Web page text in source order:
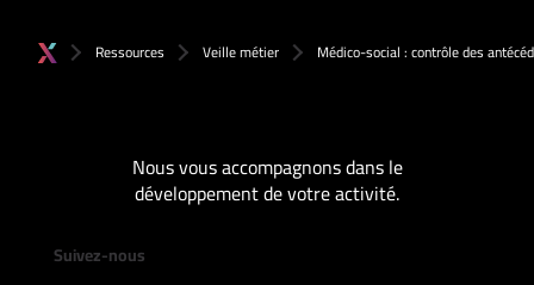
Ressources Veille métier Médico-social : contrôle des
Nous vous accompagnons dans le
développement de votre activité.
Suivez-nous